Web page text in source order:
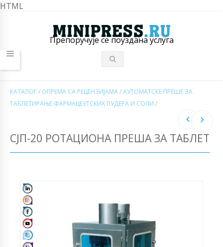
HTML
Препоручује се поуздана услуга
КАТАЛОГ/ ОПРЕМА СА РЕЦЕНЗИЈАМА/АУТОМАТСКЕ ПРЕШЕ ЗА
ТАБЛЕТИРАЊЕ ФАРМАЦЕУТСКИХ ПУДЕРА И СОЛИ /
СЈП-20 РОТАЦИОНА ПРЕША ЗА ТАБЛЕТ